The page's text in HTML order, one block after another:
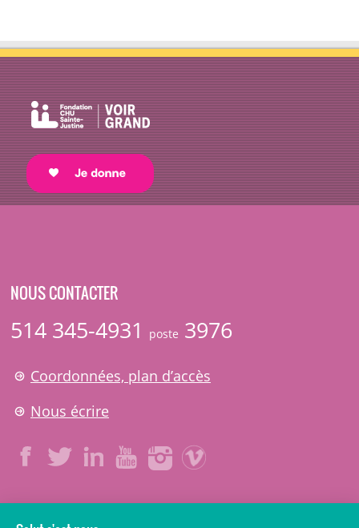
NOUS CONTACTER
514 345-4931 poste 3976
Coordonnées, plan d’accès
Nous écrire
LÉGAL